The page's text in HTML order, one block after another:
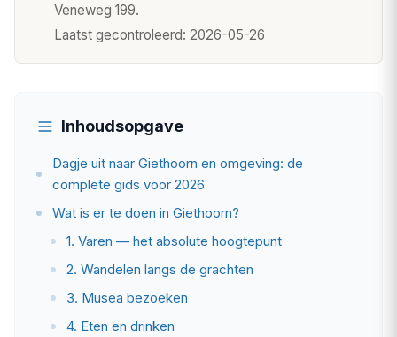
Veneweg 199.
Laatst gecontroleerd: 2026-05-26
Inhoudsopgave
Dagje uit naar Giethoorn en omgeving: de
complete gids voor 2026
Wat is er te doen in Giethoorn?
1. Varen — het absolute hoogtepunt
2. Wandelen langs de grachten
3. Musea bezoeken
4. Eten en drinken